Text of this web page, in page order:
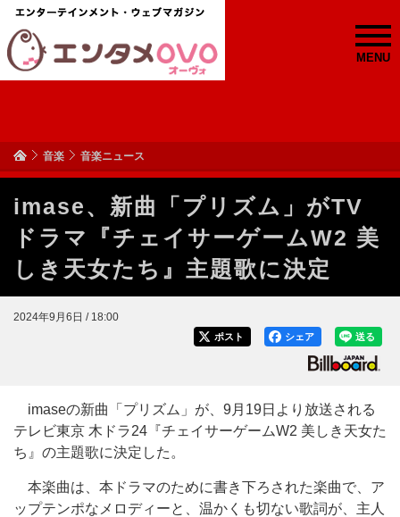
MENU
音楽 音楽ニュース
imase、新曲「プリズム」がTV
ドラマ『チェイサーゲームW2 美
しき天女たち』主題歌に決定
2024年9月6日 / 18:00
送る
シェア
ポスト
imaseの新曲「プリズム」が、9月19日より放送される
テレビ東京 木ドラ24『チェイサーゲームW2 美しき天女た
ち』の主題歌に決定した。
本楽曲は、本ドラマのために書き下ろされた楽曲で、ア
ップテンポなメロディーと、温かくも切ない歌詞が、主人